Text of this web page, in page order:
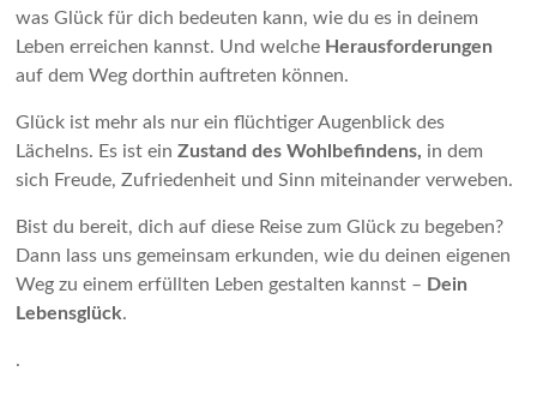
was Glück für dich bedeuten kann, wie du es in deinem
Leben erreichen kannst. Und welche Herausforderungen
auf dem Weg dorthin auftreten können.
Glück ist mehr als nur ein flüchtiger Augenblick des
Lächelns. Es ist einZustand des Wohlbefindens, in dem
sich Freude, Zufriedenheit und Sinn miteinander verweben.
Bist du bereit, dich auf diese Reise zum Glück zu begeben?
Dann lass uns gemeinsam erkunden, wie du deinen eigenen
Weg zu einem erfüllten Leben gestalten kannst – Dein
Lebensglück.
.